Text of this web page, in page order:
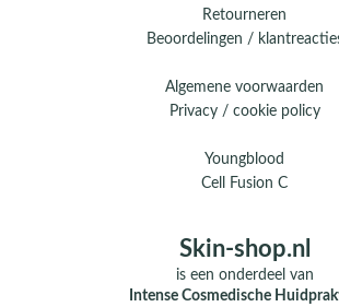
Retourneren
Beoordelingen /
Algemene voorwaarden
Privacy / cookie policy
Youngblood
Cell Fusion C
Skin-shop.nl
is een onderdeel van
Intense Cosmedische